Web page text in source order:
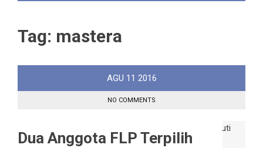
Tag: mastera
AGU 11 2016
NO COMMENTS
Dua Anggota FLP Terpilih